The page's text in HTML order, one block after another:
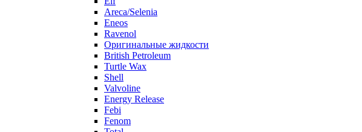
Areca/Selenia
Eneos
Ravenol
Оригинальные жидкости
British Petroleum
Turtle Wax
Shell
Valvoline
Energy Release
Febi
Fenom